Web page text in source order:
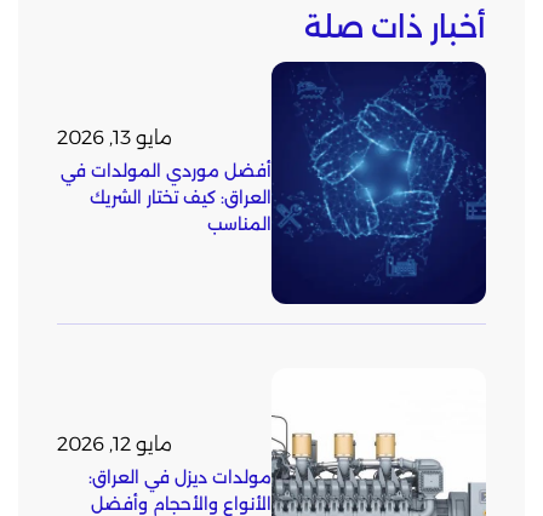
أخبار ذات صلة
مايو 13, 2026
أفضل موردي المولدات في
العراق: كيف تختار الشريك
المناسب
مايو 12, 2026
مولدات ديزل في العراق:
الأنواع والأحجام وأفضل